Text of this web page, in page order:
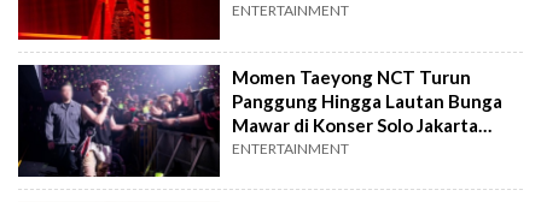
ENTERTAINMENT
Momen Taeyong NCT Turun
Panggung Hingga Lautan Bunga
Mawar di Konser Solo Jakarta
Sukses Bikin Haru
ENTERTAINMENT